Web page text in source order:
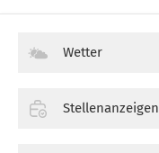
Wetter
Stellenanzeigen